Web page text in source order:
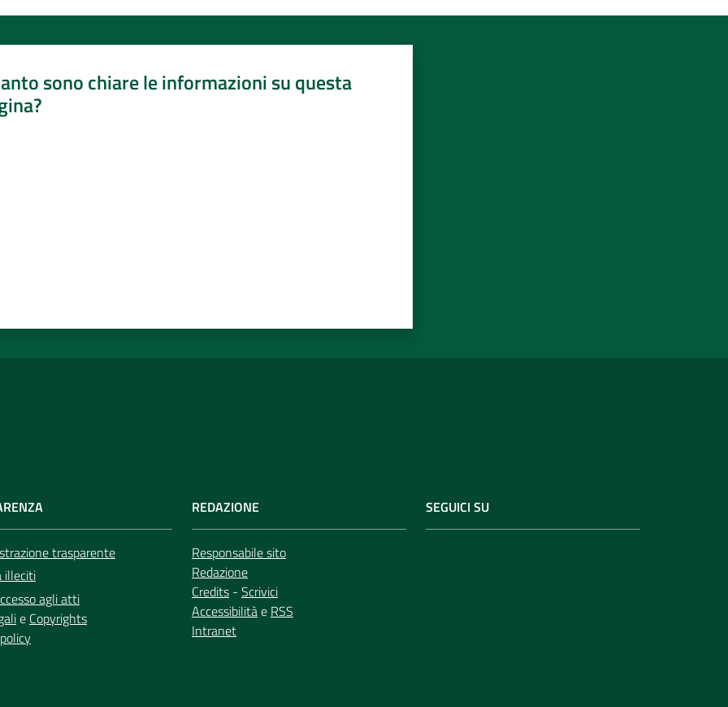
sono chiare le informazioni su questa
trasparente
illeciti
agli atti
e Copyrights
REDAZIONE
Responsabile sito
Redazione
Credits - Scrivici
Accessibilitàe RSS
Intranet
SEGUICI SU